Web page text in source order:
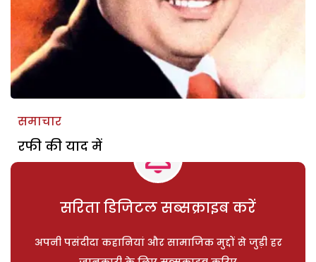
समाचार
रफी की याद में
सरिता डिजिटल सब्सक्राइब करें
अपनी पसंदीदा कहानियां और सामाजिक मुद्दों से जुड़ी हर